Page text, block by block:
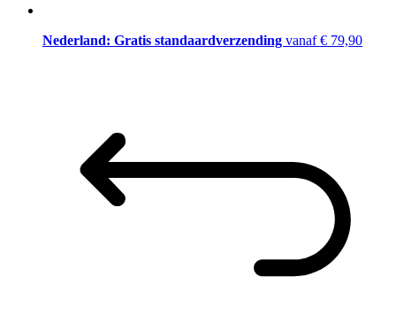
Nederland: Gratis standaardverzending vanaf € 79,90